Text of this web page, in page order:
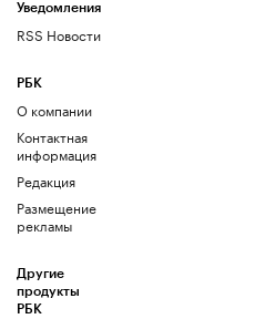
Уведомления
RSS Новости
РБК
О компании
Контактная
информация
Редакция
Размещение
рекламы
Другие
продукты
РБК